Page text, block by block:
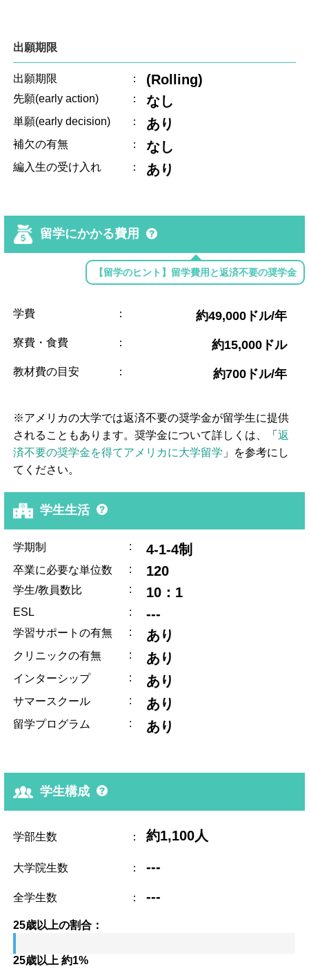
出願期限
出願期限 ： (Rolling)
先願(early action) ： なし
単願(early decision) ： あり
補欠の有無 ： なし
編入生の受け入れ ： あり
留学にかかる費用
【留学のヒント】留学費用と返済不要の奨学金
学費 ： 約49,000ドル/年
寮費・食費 ： 約15,000ドル
教材費の目安 ： 約700ドル/年
※アメリカの大学では返済不要の奨学金が留学生に提供
されることもあります。奨学金について詳しくは、「返
済不要の奨学金を得てアメリカに大学留学 」を参考にし
てください。
学生生活
学期制 : 4-1-4制
卒業に必要な単位数 : 120
学生/教員数比 : 10：1
ESL : ---
学習サポートの有無 : あり
クリニックの有無 : あり
インターシップ : あり
サマースクール : あり
留学プログラム : あり
学生構成
学部生数 ： 約1,100人
大学院生数 ： ---
全学生数 ： ---
25歳以上の割合：
25歳以上 約1%